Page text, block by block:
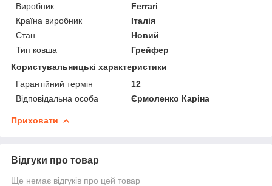
Виробник
Ferrari
Країна виробник
Італія
Стан
Новий
Тип ковша
Грейфер
Користувальницькі характеристики
Гарантійний термін
12
Відповідальна особа
Єрмоленко Каріна
Приховати
Відгуки про товар
Ще немає відгуків про цей товар